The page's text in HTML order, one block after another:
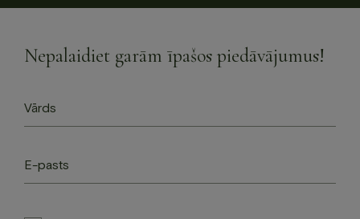
Nepalaidiet garām īpašos piedāvājumus!